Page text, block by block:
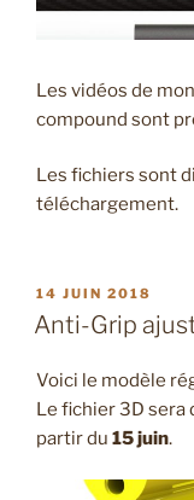
Les vidéos de
compound sont
Les fichiers sont
téléchargement.
PUBLIÉ
LE
14 JUIN 2018
Anti-Grip
Voici le modèle
Le fichier 3D sera
partir du 15 juin.